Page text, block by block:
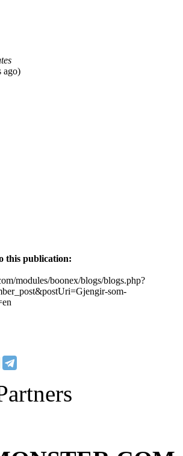
ago)
this publication:
modules/boonex/blogs/blogs.php?
som-